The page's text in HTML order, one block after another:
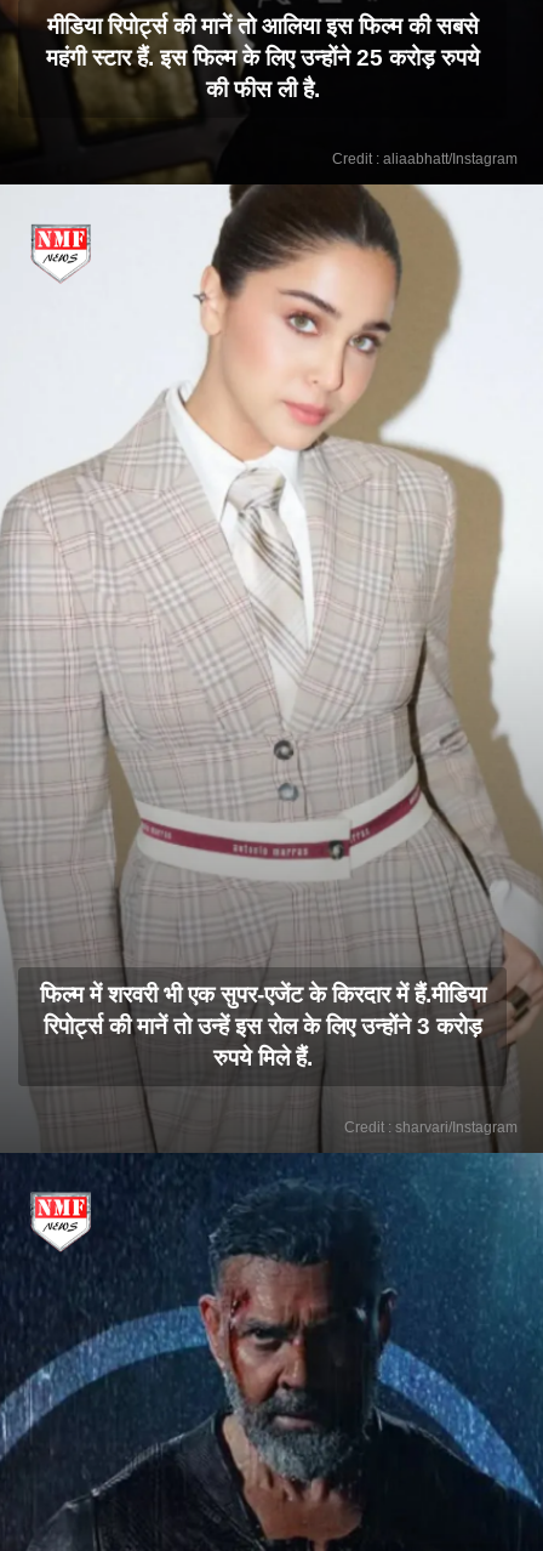
मीडिया रिपोर्ट्स की मानें तो आलिया इस फिल्म की सबसे
महंगी स्टार हैं. इस फिल्म के लिए उन्होंने 25 करोड़ रुपये
की फीस ली है.
Credit : aliaabhatt/Instagram
फिल्म में शरवरी भी एक सुपर-एजेंट के किरदार में हैं.मीडिया
रिपोर्ट्स की मानें तो उन्हें इस रोल के लिए उन्होंने 3 करोड़
रुपये मिले हैं.
Credit : sharvari/Instagram